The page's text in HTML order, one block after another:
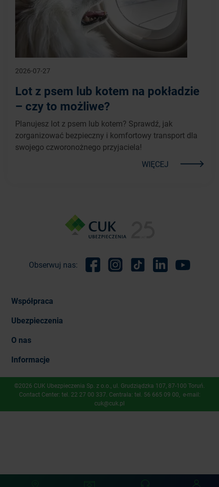
2026-07-27
Lot z psem lub kotem na pokładzie
– czy to możliwe?
Planujesz lot z psem lub kotem? Sprawdź, jak
zorganizować bezpieczny i komfortowy transport dla
swojego czworonożnego przyjaciela!
WIĘCEJ
Obserwuj nas:
Współpraca
Ubezpieczenia
O nas
Informacje
©2026 CUK Ubezpieczenia Sp. z o.o., ​ul. Grudziądzka 107, 87-100 Toruń.
Contact Center: tel. 22 27 00 337 . Centrala: tel. 56 665 09 00 , e-mail:
cuk@cuk.pl